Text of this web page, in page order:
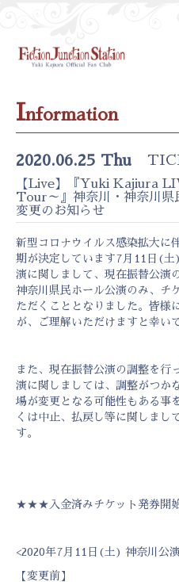
Information
2020.06.25 Thu
【Live】『Yuki Kajiura
Tour～』神奈川・神奈川県
変更のお知らせ
新型コロナウイルス感染拡大に
期が決定しています7月11日(
演に関しまして、現在振替公演
神奈川県民ホール公演のみ、チ
ただくこととなりました。皆様
が、ご理解いただけますと幸い
また、現在振替公演の調整を行
演に関しましては、調整がつか
場が変更となる可能性もある事
くは中止、払戻し等に関しまし
す。
★★★入金済みチケット発券
<2020年7月11日(土) 神奈川公
【変更前】